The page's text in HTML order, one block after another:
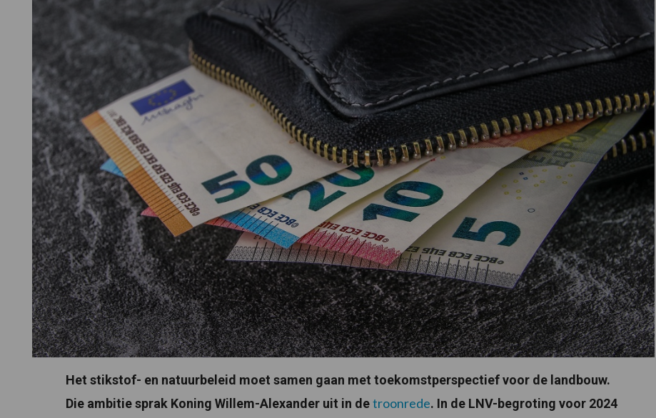
Het stikstof- en natuurbeleid moet samen gaan met toekomstperspectief voor de landbouw.
Die ambitie sprak Koning Willem-Alexander uit in detroonrede. In de LNV-begroting voor 2024